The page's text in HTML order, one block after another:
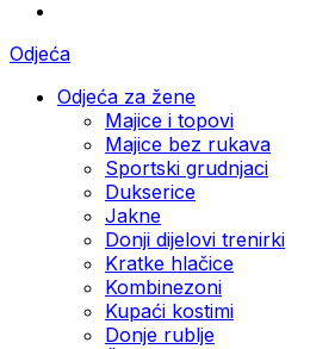
Odjeća
Odjeća za žene
Majice i topovi
Majice bez rukava
Sportski grudnjaci
Dukserice
Jakne
Donji dijelovi trenirki
Kratke hlačice
Kombinezoni
Kupaći kostimi
Donje rublje